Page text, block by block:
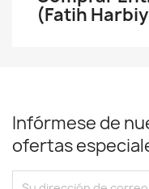
(Fatih
Infórmese de
ofertas